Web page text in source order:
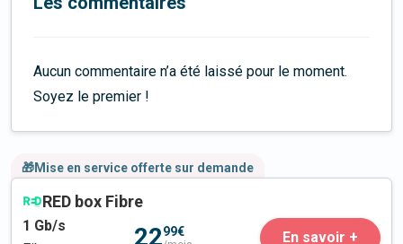
Aucun commentaire n’a été laissé pour le moment.
Soyez le premier !
🎁Mise en service offerte sur demande
RED box Fibre
1 Gb/s
2299€ En savoir +